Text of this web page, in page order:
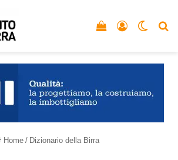
Accedi
Vedi il carrello
Home / Dizionario della Birra